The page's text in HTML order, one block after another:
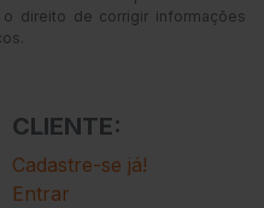
direito de corrigir informações
CLIENTE:
Cadastre-se já!
Entrar